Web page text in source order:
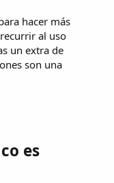
hacer más
al uso
un extra de
son una
es